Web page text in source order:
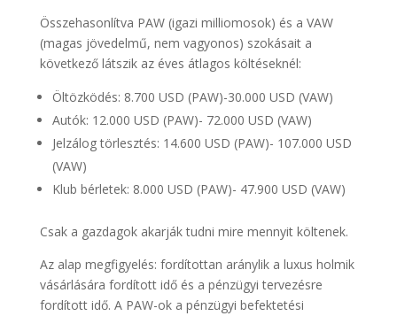
Összehasonlítva PAW (igazi milliomosok) és a VAW
(magas jövedelmű, nem vagyonos) szokásait a
következő látszik az éves átlagos költéseknél:
Öltözködés: 8.700 USD (PAW)-30.000 USD (VAW)
Autók: 12.000 USD (PAW)- 72.000 USD (VAW)
Jelzálog törlesztés: 14.600 USD (PAW)- 107.000 USD
(VAW)
Klub bérletek: 8.000 USD (PAW)- 47.900 USD (VAW)
Csak a gazdagok akarják tudni mire mennyit költenek.
Az alap megfigyelés: fordítottan aránylik a luxus holmik
vásárlására fordított idő és a pénzügyi tervezésre
fordított idő. A PAW-ok a pénzügyi befektetési